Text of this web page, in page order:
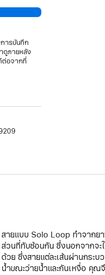
ารบันทึก
ภายหลัง
ต่อจากที่
สายแบบ Solo Loop ทำจากย
ส่วนที่ทับซ้อนกัน ซึ่งนอกจากจะ
ด้วย ซึ่งสายแต่ละเส้นผ่านกระ
น้ำขณะว่ายน้ำและกันเหงื่อ คุ